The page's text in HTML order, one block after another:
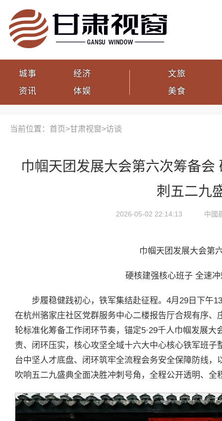
城事
资讯
经济
体娱
文旅
美食
当前位置：首页>甘肃视窗>访谈
巾帼天团发展大会第六次筹备
刺五二九
2026-05-02 22:14:13 中國
巾帼天团发展大会第
硬核建强核心班子 全速
步履稳健践初心，铁军集结赴征程。4月29日下午
在杭州骆家庄社区党群服务中心二楼报告厅合规有序
轮标准化筹备工作闭环节奏，锚定5·29千人巾帼发展
责、闭环压实，核心攻坚全域十六大中心核心铁军班
台中坚人才底盘、闭环筑牢全流程会务安全保障防线
吹响五二九盛典全面决胜冲刺号角，全程公开透明、全